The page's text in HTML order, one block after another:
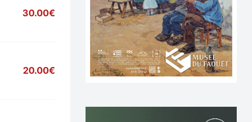
30.00€
20.00€